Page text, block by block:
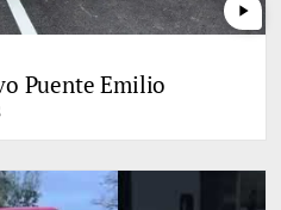
play_arrow
Puente Emilio